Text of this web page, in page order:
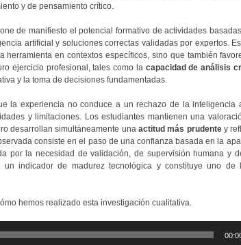
y de pensamiento crítico.
de manifiesto el potencial formativo de actividades
artificial y soluciones correctas validadas por expertos.
herramienta en contextos específicos, sino que también
ejercicio profesional, tales como la capacidad de análisis
y la toma de decisiones fundamentadas.
la experiencia no conduce a un rechazo de la inteligencia
y limitaciones. Los estudiantes mantienen una
desarrollan simultáneamente unaactitud más prudentey
consiste en el paso de una confianza basada en la
por la necesidad de validación, de supervisión humana y
un indicador de madurez tecnológica y constituye uno de
hemos realizado esta investigación cualitativa.